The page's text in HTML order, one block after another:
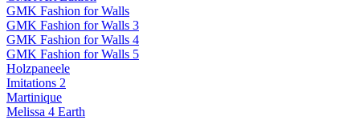
GMK Fashion for Walls
GMK Fashion for Walls 3
GMK Fashion for Walls 4
GMK Fashion for Walls 5
Holzpaneele
Imitations 2
Martinique
Melissa 4 Earth